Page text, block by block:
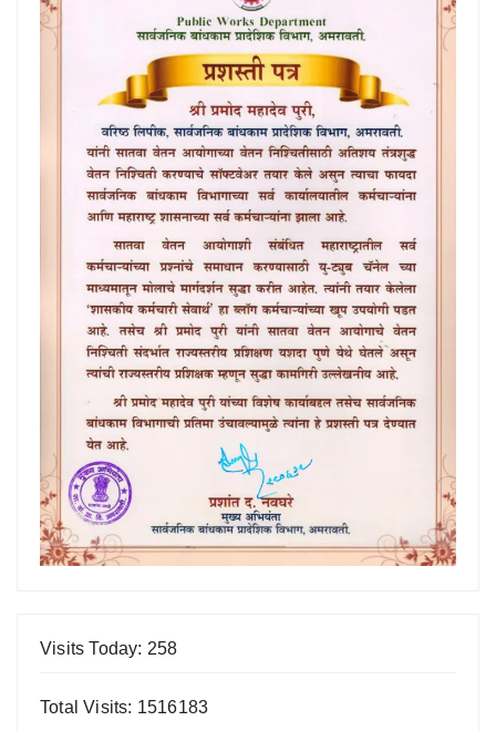
Visits Today: 258
Total Visits: 1516183